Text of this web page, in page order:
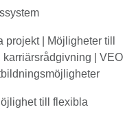
projekt | Möjligheter till
| VEO
till flexibla